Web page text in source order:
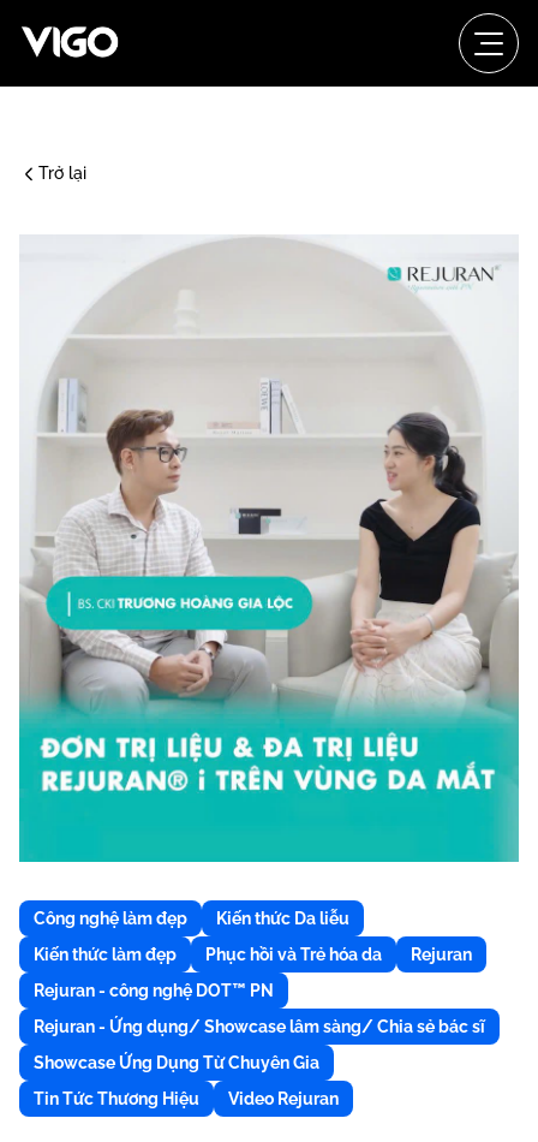
Trở lại
Công nghệ làm đẹp
Kiến thức Da liễu
Kiến thức làm đẹp
Phục hồi và Trẻ hóa da
Rejuran
Rejuran - công nghệ DOT™ PN
Rejuran - Ứng dụng/ Showcase lâm sàng/ Chia sẻ bác sĩ
Showcase Ứng Dụng Từ Chuyên Gia
Tin Tức Thương Hiệu
Video Rejuran